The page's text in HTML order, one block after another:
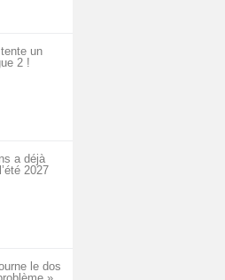
un
2 !
a déjà
2027
le dos